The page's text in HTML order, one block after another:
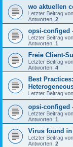
wo aktuellen
Letzter Beitrag von
Antworten: 2
opsi-configed
Letzter Beitrag von
Antworten: 1
Freie Client-
Letzter Beitrag von
Antworten: 4
Best
Letzter Beitrag von
opsi-configed
Letzter Beitrag von
Antworten: 1
Virus found in
Letzter Beitrag von
Antworten: 2